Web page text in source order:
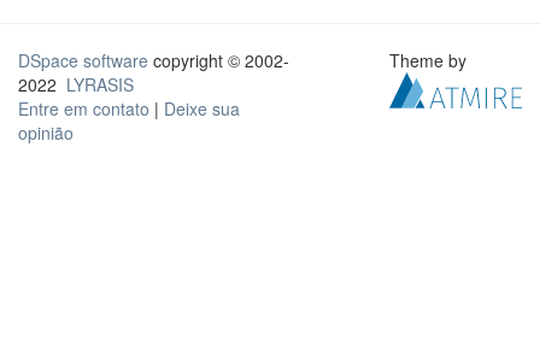
DSpace software copyright © 2002-
2022 LYRASIS
Entre em contato | Deixe sua
opinião
Theme by